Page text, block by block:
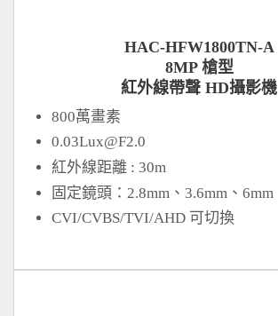
HAC-HFW1800TN-A
8MP 槍型
紅外線帶聲 HD攝影機
800萬畫素
0.03Lux@F2.0
紅外線距離 : 30m
固定鏡頭：2.8mm、3.6mm、6mm
CVI/CVBS/TVI/AHD 可切換